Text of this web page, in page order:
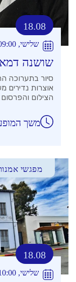
18.08
שלישי, 09:00
שושנה
סיור בתערוכה
אוצרות נדירים
הצילום
משך המופע: 80
מפגשי
18.08
שלישי, 10:00